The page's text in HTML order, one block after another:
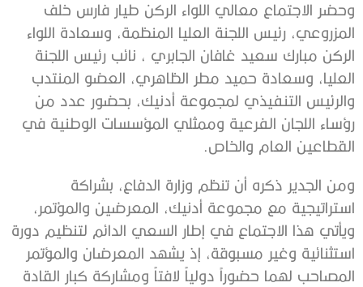
وحضر الاجتماع معالي اللواء الركن طيار فارس خلف
المزروعي، رئيس اللجنة العليا المنظمة، وسعادة اللواء
الركن مبارك سعيد غافان الجابري ، نائب رئيس اللجنة
العليا، وسعادة حميد مطر الظاهري، العضو المنتدب
والرئيس التنفيذي لمجموعة أدنيك، بحضور عدد من
رؤساء اللجان الفرعية وممثلي المؤسسات الوطنية في
القطاعين العام والخاص.
ومن الجدير ذكره أن تنظم وزارة الدفاع، بشراكة
استراتيجية مع مجموعة أدنيك، المعرضين والمؤتمر،
ويأتي هذا الاجتماع في إطار السعي الدائم لتنظيم دورة
استثنائية وغير مسبوقة، إذ يشهد المعرضان والمؤتمر
المصاحب لهما حضوراً دولياً لافتاً ومشاركة كبار القادة